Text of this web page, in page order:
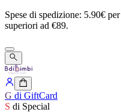
Spese di spedizione: 5.90€ per
superiori ad €89.
G di GiftCard
S di Special